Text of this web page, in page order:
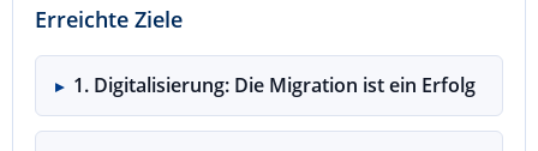
Erreichte Ziele
1. Digitalisierung: Die Migration ist ein Erfolg